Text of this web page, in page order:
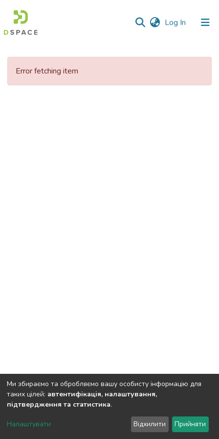
Log In (current)
Communities
Error fetching item
DSpace software copyright © 2002-2026 LYRASIS
Cookie settings
Ми збираємо та обробляємо вашу особисту інформацію для
таких цілей: автентифікація, налаштування,
підтвердження та статистика.
Налаштувати Відхилити Прийняти